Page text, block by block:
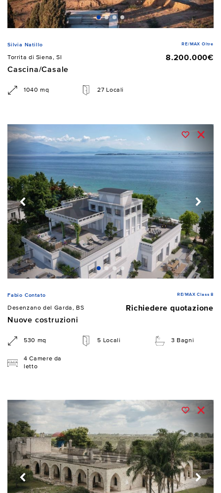
Silvia Natillo RE/MAX Oltre
Torrita di Siena, SI
8.200.000€
Cascina/Casale
1040 mq 27 Locali
Fabio Contato RE/MAX Class 8
Desenzano del Garda, BS
Richiedere quotazione
Nuove costruzioni
530 mq 5 Locali 3 Bagni
4 Camere da
letto